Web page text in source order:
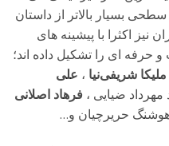
بسیار بالاتر از داستان
نیز اکثرا با پیشینه های
ای را تشکیل داده اند؛
ملیکا شریفی‌نیا ، علی
ضیایی ، فرهاد اصلانی
هوشنگ حریرچیان و…